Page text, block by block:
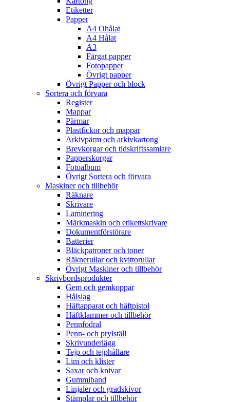
Etiketter
Papper
A4 Ohålat
A4 Hålat
A3
Färgat papper
Fotopapper
Övrigt papper
Övrigt Papper och block
Sortera och förvara
Register
Mappar
Pärmar
Plastfickor och mappar
Arkivpärm och arkivkartong
Brevkorgar och tidskriftssamlare
Papperskorgar
Fotoalbum
Övrigt Sortera och förvara
Maskiner och tillbehör
Räknare
Skrivare
Laminering
Märkmaskin och etikettskrivare
Dokumentförstörare
Batterier
Bläckpatroner och toner
Räknerullar och kvittorullar
Övrigt Maskiner och tillbehör
Skrivbordsprodukter
Gem och gemkoppar
Hålslag
Häftapparat och häftpistol
Häftklammer och tillbehör
Pennfodral
Penn- och prylställ
Skrivunderlägg
Tejp och tejphållare
Lim och klister
Saxar och knivar
Gummiband
Linjaler och gradskivor
Stämplar och tillbehör